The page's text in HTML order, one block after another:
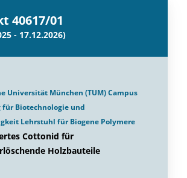
40617/01
- 17.12.2026)
Universität München (TUM) Campus
für Biotechnologie und
Lehrstuhl für Biogene Polymere
Cottonid für
Holzbauteile